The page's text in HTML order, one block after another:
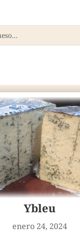
Ybleu
enero 24, 2024